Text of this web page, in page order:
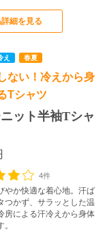
細を見る
ない！冷えから身
Tシャツ
ット半袖Tシャ
4件
やか快適な着心地。汗ば
つかず、サラッとした温
房による汗冷えから身体